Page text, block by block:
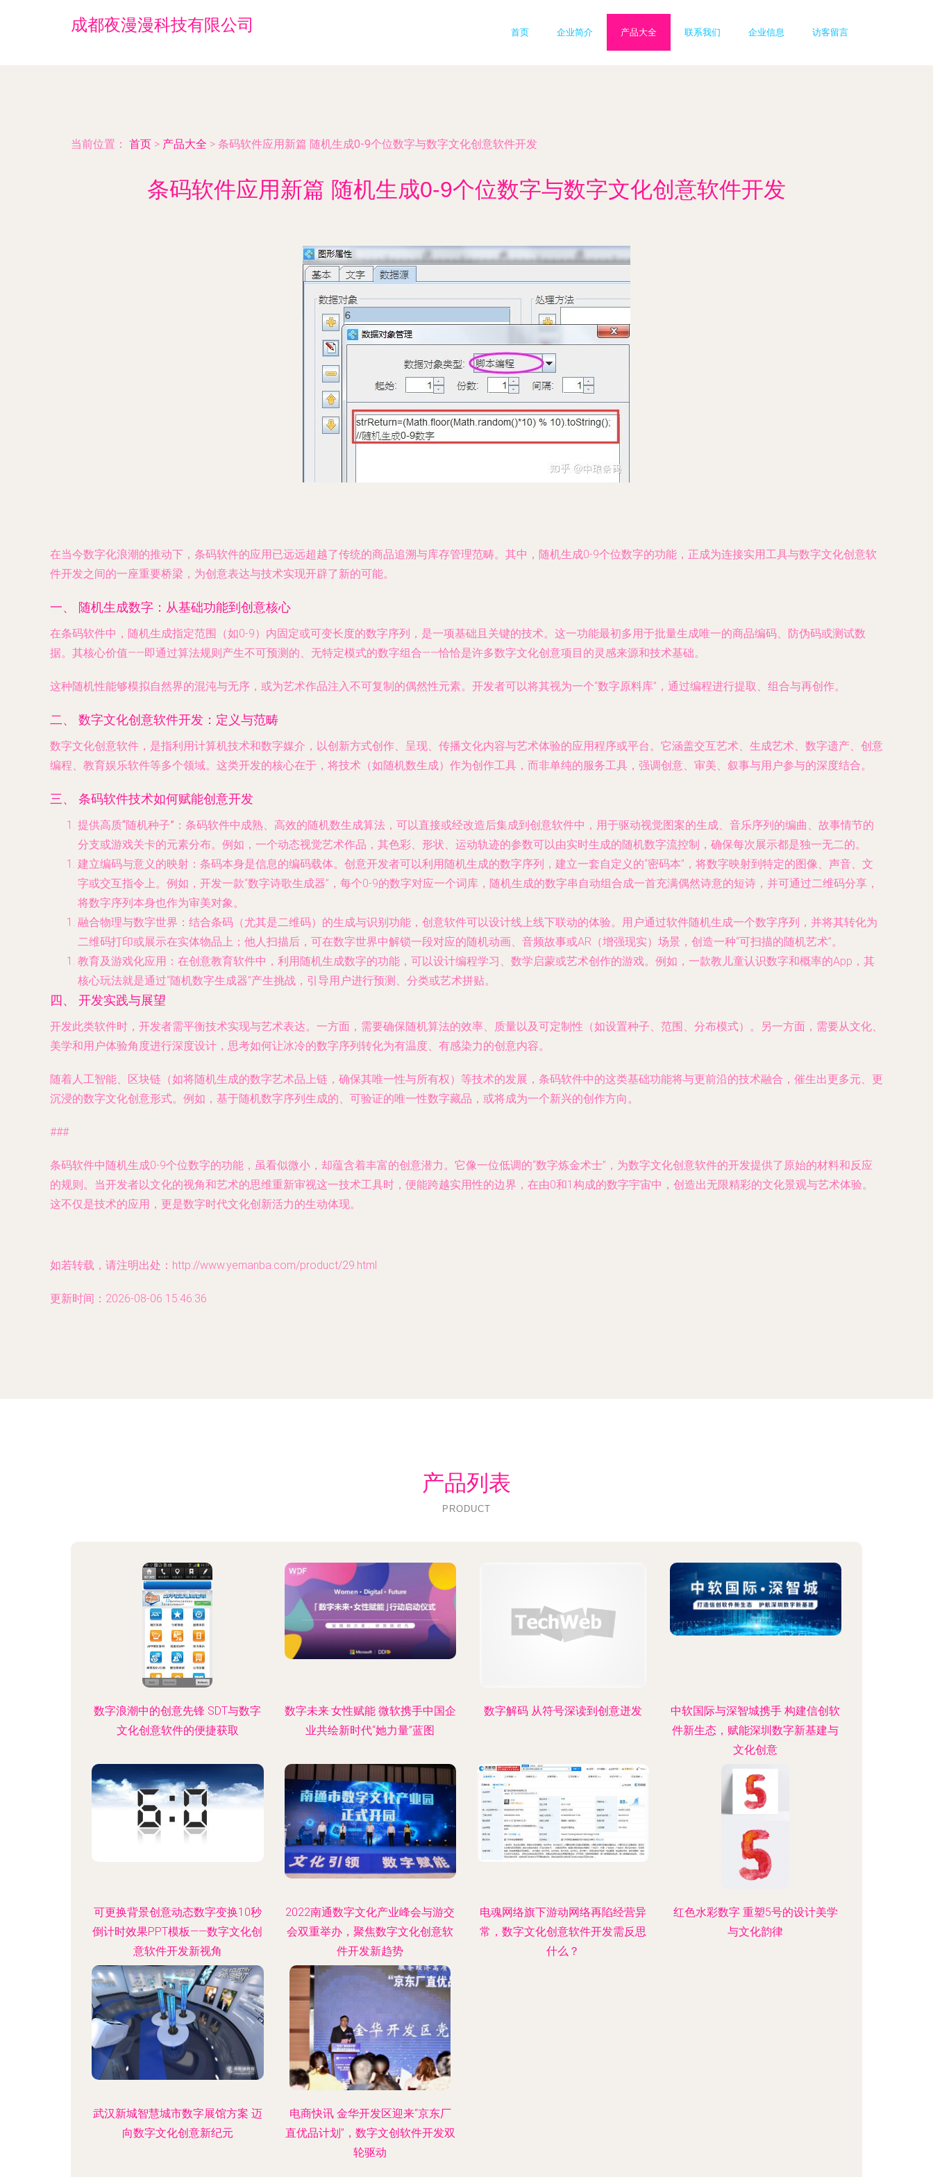
成都夜漫漫科技有限公司 首页 企业简介 产品大全 联系我们 企业信息 访客留言
当前位置： 首页 > 产品大全 > 条码软件应用新篇 随机生成0-9个位数字与数字文化创意软件开发
条码软件应用新篇 随机生成0-9个位数字与数字文化创意软件开发
在当今数字化浪潮的推动下，条码软件的应用已远远超越了传统的商品追溯与库存管理范畴。其中，随机生成0-9个位数字的功能，正成为连接实用工具与数字文化创意软
件开发之间的一座重要桥梁，为创意表达与技术实现开辟了新的可能。
一、 随机生成数字：从基础功能到创意核心
在条码软件中，随机生成指定范围（如0-9）内固定或可变长度的数字序列，是一项基础且关键的技术。这一功能最初多用于批量生成唯一的商品编码、防伪码或测试数
据。其核心价值——即通过算法规则产生不可预测的、无特定模式的数字组合——恰恰是许多数字文化创意项目的灵感来源和技术基础。
这种随机性能够模拟自然界的混沌与无序，或为艺术作品注入不可复制的偶然性元素。开发者可以将其视为一个“数字原料库”，通过编程进行提取、组合与再创作。
二、 数字文化创意软件开发：定义与范畴
数字文化创意软件，是指利用计算机技术和数字媒介，以创新方式创作、呈现、传播文化内容与艺术体验的应用程序或平台。它涵盖交互艺术、生成艺术、数字遗产、创意
编程、教育娱乐软件等多个领域。这类开发的核心在于，将技术（如随机数生成）作为创作工具，而非单纯的服务工具，强调创意、审美、叙事与用户参与的深度结合。
三、 条码软件技术如何赋能创意开发
提供高质“随机种子” ：条码软件中成熟、高效的随机数生成算法，可以直接或经改造后集成到创意软件中，用于驱动视觉图案的生成、音乐序列的编曲、故事情节的
分支或游戏关卡的元素分布。例如，一个动态视觉艺术作品，其色彩、形状、运动轨迹的参数可以由实时生成的随机数字流控制，确保每次展示都是独一无二的。
建立编码与意义的映射 ：条码本身是信息的编码载体。创意开发者可以利用随机生成的数字序列，建立一套自定义的“密码本”，将数字映射到特定的图像、声音、文
字或交互指令上。例如，开发一款“数字诗歌生成器”，每个0-9的数字对应一个词库，随机生成的数字串自动组合成一首充满偶然诗意的短诗，并可通过二维码分享，
将数字序列本身也作为审美对象。
融合物理与数字世界 ：结合条码（尤其是二维码）的生成与识别功能，创意软件可以设计线上线下联动的体验。用户通过软件随机生成一个数字序列，并将其转化为
二维码打印或展示在实体物品上；他人扫描后，可在数字世界中解锁一段对应的随机动画、音频故事或AR（增强现实）场景，创造一种“可扫描的随机艺术”。
教育及游戏化应用 ：在创意教育软件中，利用随机生成数字的功能，可以设计编程学习、数学启蒙或艺术创作的游戏。例如，一款教儿童认识数字和概率的App，其
核心玩法就是通过“随机数字生成器”产生挑战，引导用户进行预测、分类或艺术拼贴。
四、 开发实践与展望
开发此类软件时，开发者需平衡技术实现与艺术表达。一方面，需要确保随机算法的效率、质量以及可定制性（如设置种子、范围、分布模式）。另一方面，需要从文化、
美学和用户体验角度进行深度设计，思考如何让冰冷的数字序列转化为有温度、有感染力的创意内容。
随着人工智能、区块链（如将随机生成的数字艺术品上链，确保其唯一性与所有权）等技术的发展，条码软件中的这类基础功能将与更前沿的技术融合，催生出更多元、更
沉浸的数字文化创意形式。例如，基于随机数字序列生成的、可验证的唯一性数字藏品，或将成为一个新兴的创作方向。
###
条码软件中随机生成0-9个位数字的功能，虽看似微小，却蕴含着丰富的创意潜力。它像一位低调的“数字炼金术士”，为数字文化创意软件的开发提供了原始的材料和反应
的规则。当开发者以文化的视角和艺术的思维重新审视这一技术工具时，便能跨越实用性的边界，在由0和1构成的数字宇宙中，创造出无限精彩的文化景观与艺术体验。
这不仅是技术的应用，更是数字时代文化创新活力的生动体现。
如若转载，请注明出处：http://www.yemanba.com/product/29.html
更新时间：2026-08-06 15:46:36
产品列表
PRODUCT
数字浪潮中的创意先锋 SDT与数字
文化创意软件的便捷获取
数字未来·女性赋能 微软携手中国企
业共绘新时代“她力量”蓝图
数字解码 从符号深读到创意迸发
中软国际与深智城携手 构建信创软
件新生态，赋能深圳数字新基建与
文化创意
可更换背景创意动态数字变换10秒
倒计时效果PPT模板——数字文化创
意软件开发新视角
2022南通数字文化产业峰会与游交
会双重举办，聚焦数字文化创意软
件开发新趋势
电魂网络旗下游动网络再陷经营异
常，数字文化创意软件开发需反思
什么？
红色水彩数字 重塑5号的设计美学
与文化韵律
武汉新城智慧城市数字展馆方案 迈
向数字文化创意新纪元
电商快讯 金华开发区迎来“京东厂
直优品计划”，数字文创软件开发双
轮驱动